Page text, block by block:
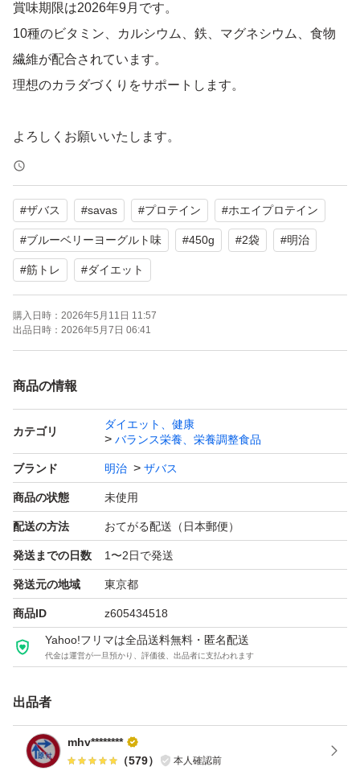
賞味期限は2026年9月です。
10種のビタミン、カルシウム、鉄、マグネシウム、食物
繊維が配合されています。
理想のカラダづくりをサポートします。
よろしくお願いいたします。
#ザバス #savas #プロテイン #ホエイプロテイン
#ブルーベリーヨーグルト味 #450g #2袋 #明治
#筋トレ #ダイエット
購入日時： 2026年5月11日 11:57
出品日時： 2026年5月7日 06:41
商品の情報
カテゴリ
ダイエット、健康
バランス栄養、栄養調整食品
ブランド 明治 ザバス
商品の状態 未使用
配送の方法 おてがる配送（日本郵便）
発送までの日数 1〜2日で発送
発送元の地域 東京都
商品ID z605434518
Yahoo!フリマは全品送料無料・匿名配送
代金は運営が一旦預かり、評価後、出品者に支払われます
出品者
mhv********
（579） 本人確認前